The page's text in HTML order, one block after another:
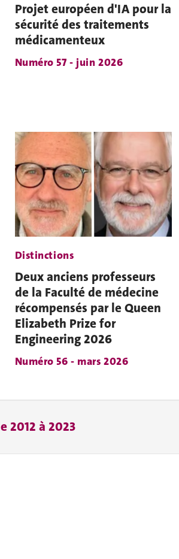
Projet européen d'IA pour la
sécurité des traitements
médicamenteux
Numéro 57 - juin 2026
Distinctions
Deux anciens professeurs
de la Faculté de médecine
récompensés par le Queen
Elizabeth Prize for
Engineering 2026
Numéro 56 - mars 2026
2012 à 2023